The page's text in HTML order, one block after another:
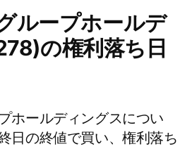
ループホールデ
の権利落ち日
ホールディングスについ
日の終値で買い、権利落ち